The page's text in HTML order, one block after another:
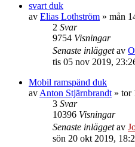
svart duk
av Elias Lothström » mån
2 Svar
9754 Visningar
Senaste inläggetav
tis 05 nov 2019,
Mobil ramspänd duk
av Anton Stjärnbrandt » tor
3 Svar
10396 Visningar
Senaste inläggetav
sön 20 okt 2019,